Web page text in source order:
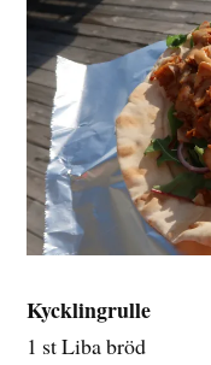
Kycklingrulle
1 st Liba bröd